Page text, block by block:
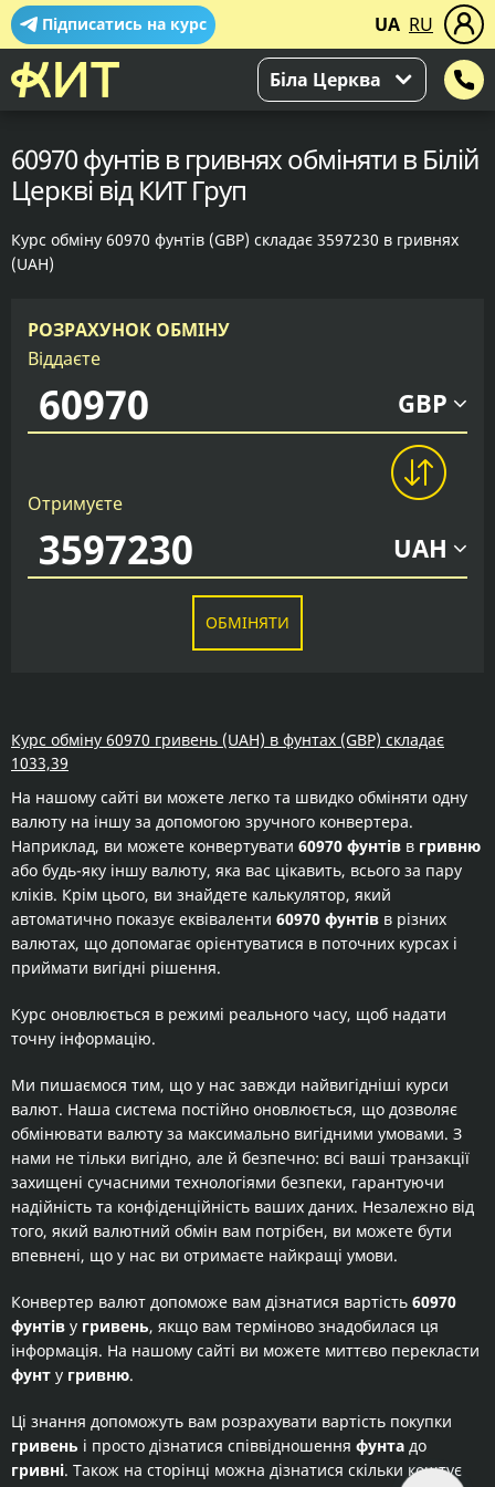
Підписатись на курс UA RU
Біла Церква
60970 фунтів в гривнях обміняти в Білій
Церкві від КИТ Груп
Курс обміну 60970 фунтів (GBP) складає 3597230 в гривнях
(UAH)
РОЗРАХУНОК ОБМІНУ
Віддаєте
GBP
Отримуєте
UAH
ОБМІНЯТИ
Курс обміну 60970 гривень (UAH) в фунтах (GBP) складає
1033,39
На нашому сайті ви можете легко та швидко обміняти одну
валюту на іншу за допомогою зручного конвертера.
Наприклад, ви можете конвертувати 60970 фунтів в гривню
або будь-яку іншу валюту, яка вас цікавить, всього за пару
кліків. Крім цього, ви знайдете калькулятор, який
автоматично показує еквіваленти 60970 фунтів в різних
валютах, що допомагає орієнтуватися в поточних курсах і
приймати вигідні рішення.
Курс оновлюється в режимі реального часу, щоб надати
точну інформацію.
Ми пишаємося тим, що у нас завжди найвигідніші курси
валют. Наша система постійно оновлюється, що дозволяє
обмінювати валюту за максимально вигідними умовами. З
нами не тільки вигідно, але й безпечно: всі ваші транзакції
захищені сучасними технологіями безпеки, гарантуючи
надійність та конфіденційність ваших даних. Незалежно від
того, який валютний обмін вам потрібен, ви можете бути
впевнені, що у нас ви отримаєте найкращі умови.
Конвертер валют допоможе вам дізнатися вартість 60970
фунтів у гривень, якщо вам терміново знадобилася ця
інформація. На нашому сайті ви можете миттєво перекласти
фунт у гривню.
Ці знання допоможуть вам розрахувати вартість покупки
гривень і просто дізнатися співвідношення фунта до
гривні. Також на сторінці можна дізнатися скільки коштує